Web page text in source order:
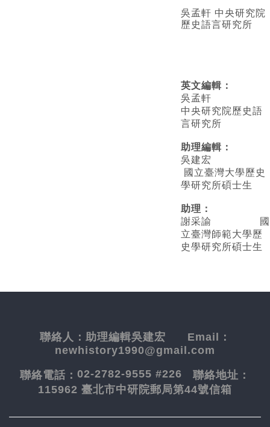
吳孟軒 中央研究院
歷史語言研究所
英文編輯 ：
吳孟軒
中央研究院歷史語
言研究所
助理編輯：
吳建宏
國立臺灣大學歷史
學研究所碩士生
助理：
謝采諭
國
立臺灣師範大學歷
史學研究所碩士生
聯絡人： 助理編輯吳建宏 Email：
newhistory1990@gmail.com
聯絡電話： 02-2782-9555 #226 聯絡地址：
115962 臺北市中研院郵局第44號信箱